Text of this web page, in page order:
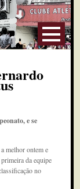
e se
melhor ontem e
da equipe
no